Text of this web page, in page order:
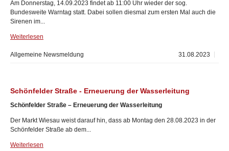
Am Donnerstag, 14.09.2023 findet ab 11:00 Uhr wieder der sog.
Bundesweite Warntag statt. Dabei sollen diesmal zum ersten Mal auch die
Sirenen im...
Weiterlesen
31.08.2023
Allgemeine Newsmeldung
Schönfelder Straße - Erneuerung der Wasserleitung
Schönfelder Straße – Erneuerung der Wasserleitung
Der Markt Wiesau weist darauf hin, dass ab Montag den 28.08.2023 in der
Schönfelder Straße ab dem...
Weiterlesen